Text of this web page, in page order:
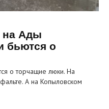
на Ады
бьются о
о торчащие люки. На
А на Копыловском